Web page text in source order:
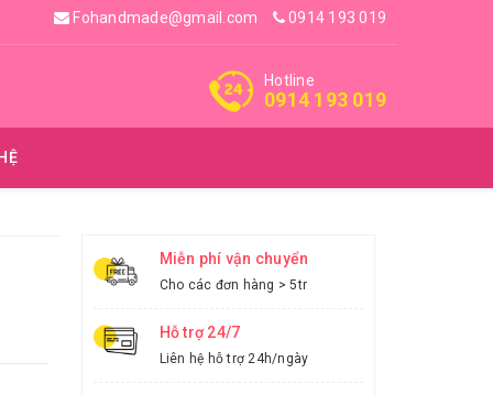
Fohandmade@gmail.com 0914 193 019
Hotline
0914 193 019
Miễn phí vận chuyển
Cho các đơn hàng > 5tr
Hỗ trợ 24/7
Liên hệ hỗ trợ 24h/ngày